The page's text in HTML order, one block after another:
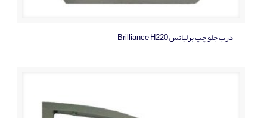
درب جلو چپ برلیانس Brilliance H220